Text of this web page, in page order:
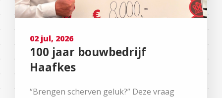
02 jul, 2026
100 jaar bouwbedrijf
Haafkes
“Brengen scherven geluk?” Deze vraag